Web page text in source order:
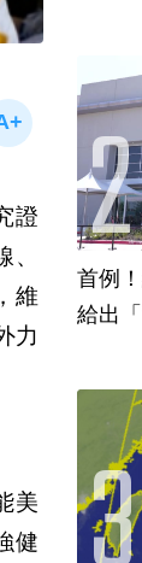
證
維
力
美
健
首例
給出「